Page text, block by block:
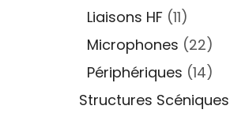
Liaisons HF (11)
Microphones (22)
Périphériques (14)
Structures Scéniques